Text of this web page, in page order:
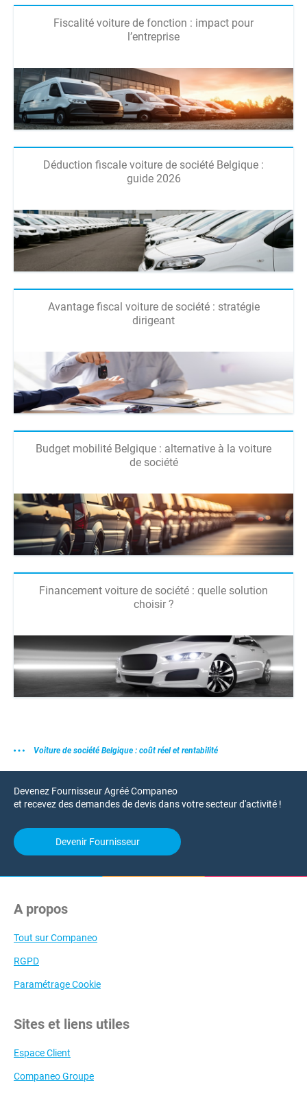
Fiscalité voiture de fonction : impact pour
l’entreprise
Déduction fiscale voiture de société Belgique :
guide 2026
Avantage fiscal voiture de société : stratégie
dirigeant
Budget mobilité Belgique : alternative à la voiture
de société
Financement voiture de société : quelle solution
choisir ?
Voiture de société Belgique : coût réel et rentabilité
Devenez Fournisseur Agréé Companeo
et recevez des demandes de devis dans votre secteur d'activité !
Devenir Fournisseur
A propos
Tout sur Companeo
RGPD
Paramétrage Cookie
Sites et liens utiles
Espace Client
Companeo Groupe